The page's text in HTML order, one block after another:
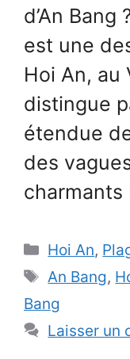
d’An Bang
est une
Hoi An, au
distingue
étendue
des
Catégories
Hoi An,
Étiquettes
An Bang,
Bang
Laisser un